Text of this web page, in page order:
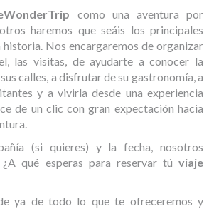
como una aventura por
haremos que seáis los principales
Nos encargaremos de organizar
las visitas, de ayudarte a conocer la
calles, a disfrutar de su gastronomía, a
y a vivirla desde una experiencia
de un clic con gran expectación hacia
(si quieres) y la fecha, nosotros
qué esperas para reservar tú viaje
ya de todo lo que te ofreceremos y